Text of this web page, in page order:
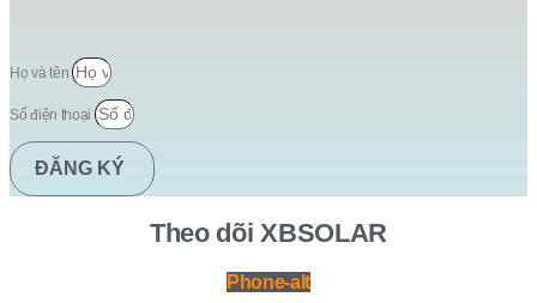
Họ và tên
Số điện thoại
ĐĂNG KÝ
Theo dõi XBSOLAR
Phone-alt